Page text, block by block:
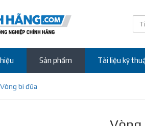
Sản phẩm Tài liệu kỹ
Vòng bi đũa